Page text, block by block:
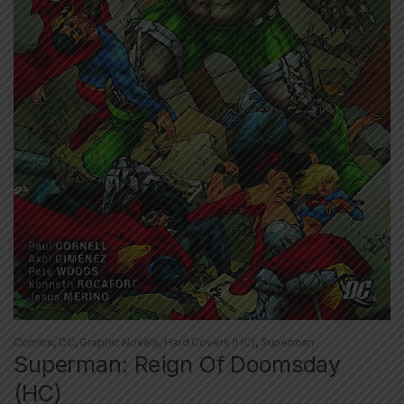
Comics, DC, Graphic Novels, Hard Covers (HC) , Superman
Superman: Reign Of Doomsday
(HC)